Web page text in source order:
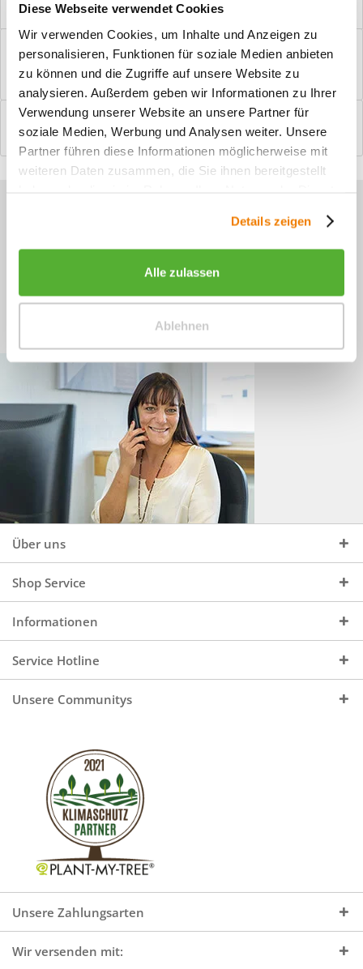
Diese Webseite verwendet Cookies
Wir verwenden Cookies, um Inhalte und Anzeigen zu
personalisieren, Funktionen für soziale Medien anbieten
zu können und die Zugriffe auf unsere Website zu
analysieren. Außerdem geben wir Informationen zu Ihrer
Verwendung unserer Website an unsere Partner für
soziale Medien, Werbung und Analysen weiter. Unsere
Partner führen diese Informationen möglicherweise mit
weiteren Daten zusammen, die Sie ihnen bereitgestellt
Details zeigen
Alle zulassen
Ablehnen
Windfangelemente online am Bildschirm konfigurieren und
einbaufertig bestellen. In wenigen...
Bewertungen
0
Bewertungen lesen, schreiben und diskutieren...mehr
Sie haben Fragen zu unseren
+49 (0)4244 965 34 04
Mo - Do, 09:00 - 16:00 Uhr
und Fr, 09:00 - 13:00 Uhr
Über uns
Shop Service
Informationen
Service Hotline
Unsere Communitys
Unsere Zahlungsarten
Wir versenden mit: